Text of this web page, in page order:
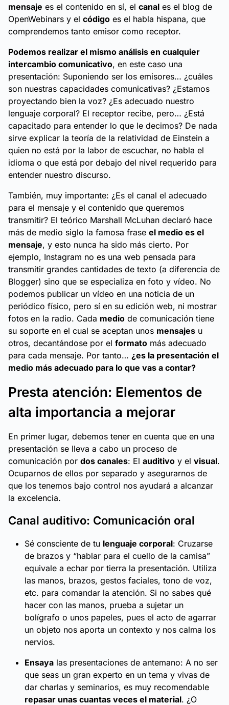
mensaje es el contenido en sí, el canal es el blog de
OpenWebinars y el código es el habla hispana, que
comprendemos tanto emisor como receptor.
Podemos realizar el mismo análisis en cualquier
intercambio comunicativo, en este caso una
presentación: Suponiendo ser los emisores… ¿cuáles
son nuestras capacidades comunicativas? ¿Estamos
proyectando bien la voz? ¿Es adecuado nuestro
lenguaje corporal? El receptor recibe, pero… ¿Está
capacitado para entender lo que le decimos? De nada
sirve explicar la teoría de la relatividad de Einstein a
quien no está por la labor de escuchar, no habla el
idioma o que está por debajo del nivel requerido para
entender nuestro discurso.
También, muy importante: ¿Es el canal el adecuado
para el mensaje y el contenido que queremos
transmitir? El teórico Marshall McLuhan declaró hace
más de medio siglo la famosa frase el medio es el
mensaje, y esto nunca ha sido más cierto. Por
ejemplo, Instagram no es una web pensada para
transmitir grandes cantidades de texto (a diferencia de
Blogger) sino que se especializa en foto y vídeo. No
podemos publicar un vídeo en una noticia de un
periódico físico, pero sí en su edición web, ni mostrar
fotos en la radio. Cada medio de comunicación tiene
su soporte en el cual se aceptan unos mensajes u
otros, decantándose por el formato más adecuado
para cada mensaje. Por tanto… ¿es la presentación el
medio más adecuado para lo que vas a contar?
Presta atención: Elementos de
alta importancia a mejorar
En primer lugar, debemos tener en cuenta que en una
presentación se lleva a cabo un proceso de
comunicación por dos canales: El auditivo y el visual.
Ocuparnos de ellos por separado y asegurarnos de
que los tenemos bajo control nos ayudará a alcanzar
la excelencia.
Canal auditivo: Comunicación oral
Sé consciente de tu lenguaje corporal: Cruzarse
de brazos y “hablar para el cuello de la camisa”
equivale a echar por tierra la presentación. Utiliza
las manos, brazos, gestos faciales, tono de voz,
etc. para comandar la atención. Si no sabes qué
hacer con las manos, prueba a sujetar un
bolígrafo o unos papeles, pues el acto de agarrar
un objeto nos aporta un contexto y nos calma los
nervios.
Ensaya las presentaciones de antemano: A no ser
que seas un gran experto en un tema y vivas de
dar charlas y seminarios, es muy recomendable
repasar unas cuantas veces el material. ¿O